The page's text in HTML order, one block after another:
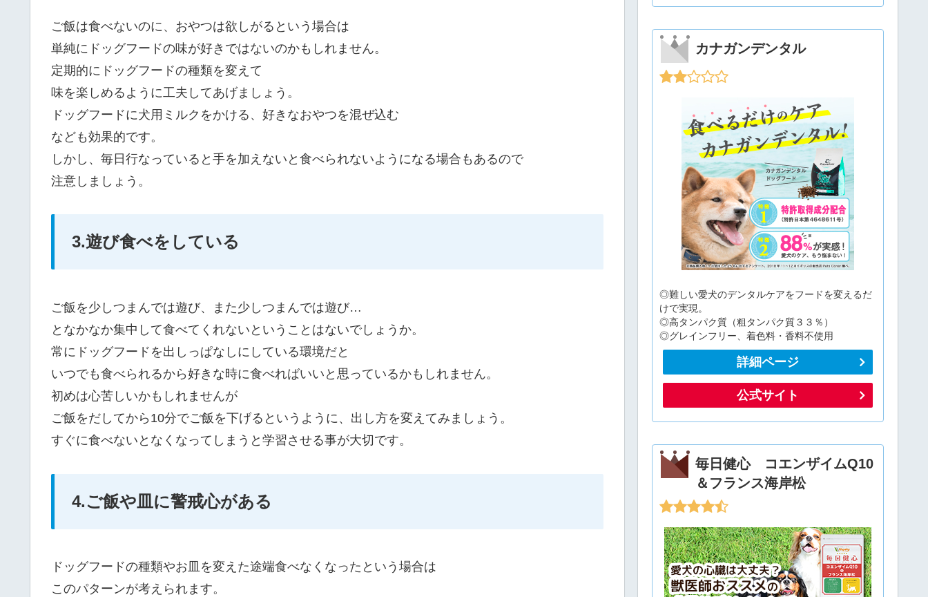
ご飯は食べないのに、おやつは欲しがるという場合は
単純にドッグフードの味が好きではないのかもしれません。
定期的にドッグフードの種類を変えて
味を楽しめるように工夫してあげましょう。
ドッグフードに犬用ミルクをかける、好きなおやつを混ぜ込む
なども効果的です。
しかし、毎日行なっていると手を加えないと食べられないようになる場合もあるので
注意しましょう。
3.遊び食べをしている
ご飯を少しつまんでは遊び、また少しつまんでは遊び…
となかなか集中して食べてくれないということはないでしょうか。
常にドッグフードを出しっぱなしにしている環境だと
いつでも食べられるから好きな時に食べればいいと思っているかもしれません。
初めは心苦しいかもしれませんが
ご飯をだしてから10分でご飯を下げるというように、出し方を変えてみましょう。
すぐに食べないとなくなってしまうと学習させる事が大切です。
4.ご飯や皿に警戒心がある
ドッグフードの種類やお皿を変えた途端食べなくなったという場合は
このパターンが考えられます。
カナガンデンタル
◎難しい愛犬のデンタルケアをフードを変えるだ
けで実現。
◎高タンパク質（粗タンパク質３３％）
◎グレインフリー、着色料・香料不使用
詳細ページ
公式サイト
毎日健心 コエンザイムQ10
＆フランス海岸松